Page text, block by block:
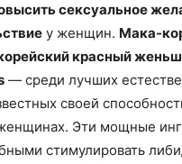
сексуальное
у женщин. Мака-
красный
— среди лучших
своей
Эти мощные
стимулировать